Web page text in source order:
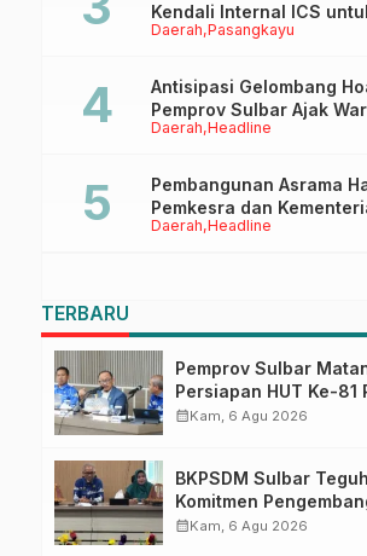
Daerah Pasangkayu
Kendali Internal ICS
Sertifikasi ISPO Pekebun
Daerah Headline
Antisipasi Gelombang
Pemprov Sulbar Ajak
Ruang Digital
Daerah Headline
Pembangunan Asrama
Pemkesra dan
Sulbar Tinjau Lokasi
TERBARU
Pemprov Sulbar
Persiapan HUT Ke-81
Upacara di Lapangan
calendar_monthKam, 6 Agu 2026
BKPSDM Sulbar
Komitmen
Kompetensi ASN
calendar_monthKam, 6 Agu 2026